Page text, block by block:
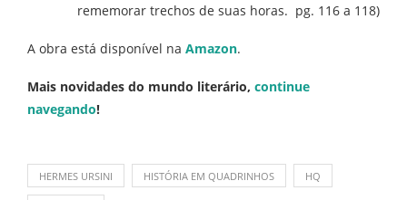
rememorar trechos de suas horas. pg. 116 a 118)
A obra está disponível na Amazon.
Mais novidades do mundo literário, continue
navegando!
HERMES URSINI HISTÓRIA EM QUADRINHOS HQ